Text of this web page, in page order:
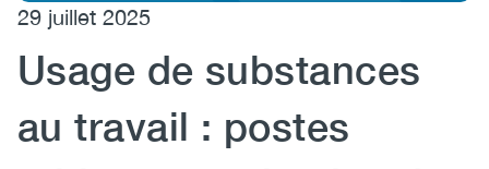
(CCSA)
EN FR
29 juillet 2025
Usage de substances
au travail : postes